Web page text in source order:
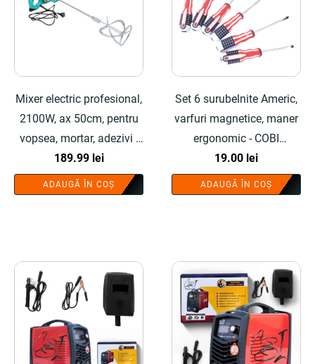
Mixer electric profesional,
2100W, ax 50cm, pentru
vopsea, mortar, adezivi -
COBI SMART®
189.99 lei
ADAUGĂ ÎN COȘ
Set 6 surubelnite Americ,
varfuri magnetice, maner
ergonomic - COBI
SMART®
19.00 lei
ADAUGĂ ÎN COȘ